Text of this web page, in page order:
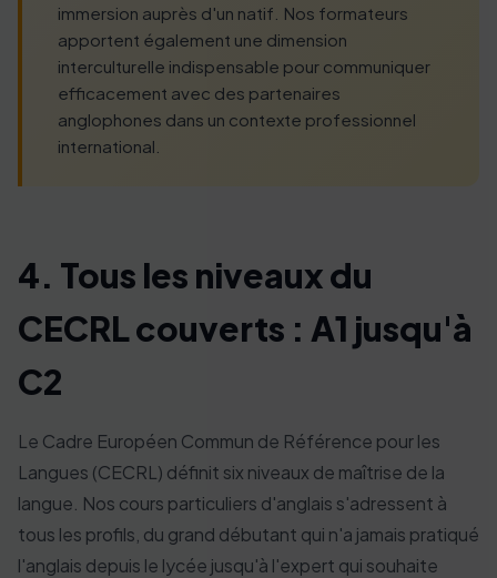
immersion auprès d'un natif. Nos formateurs
apportent également une dimension
interculturelle indispensable pour communiquer
efficacement avec des partenaires
anglophones dans un contexte professionnel
international.
4. Tous les niveaux du
CECRL couverts : A1 jusqu'à
C2
Le Cadre Européen Commun de Référence pour les
Langues (CECRL) définit six niveaux de maîtrise de la
langue. Nos cours particuliers d'anglais s'adressent à
tous les profils, du grand débutant qui n'a jamais pratiqué
l'anglais depuis le lycée jusqu'à l'expert qui souhaite